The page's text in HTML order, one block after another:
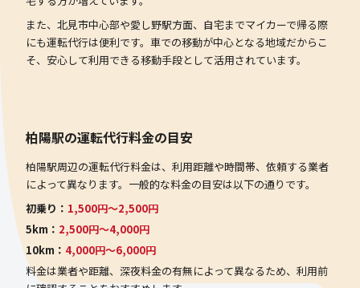
また、北見市中心部や愛し野駅方面、自宅までマイカーで帰る際
にも運転代行は便利です。車での移動が中心となる地域だからこ
そ、安心して利用できる移動手段として活用されています。
柏陽駅の運転代行料金の目安
柏陽駅周辺の運転代行料金は、利用距離や時間帯、依頼する業者
によって異なります。一般的な料金の目安は以下の通りです。
初乗り： 1,500円〜2,500円
5km： 2,500円〜4,000円
10km： 4,000円〜6,000円
料金は業者や距離、深夜料金の有無によって異なるため、利用前